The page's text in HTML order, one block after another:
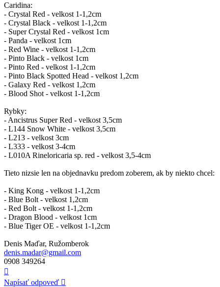
Caridina:
- Crystal Red - velkost 1-1,2cm
- Crystal Black - velkost 1-1,2cm
- Super Crystal Red - velkost 1cm
- Panda - velkost 1cm
- Red Wine - velkost 1-1,2cm
- Pinto Black - velkost 1cm
- Pinto Red - velkost 1-1,2cm
- Pinto Black Spotted Head - velkost 1,2cm
- Galaxy Red - velkost 1,2cm
- Blood Shot - velkost 1-1,2cm
Rybky:
- Ancistrus Super Red - velkost 3,5cm
- L144 Snow White - velkost 3,5cm
- L213 - velkost 3cm
- L333 - velkost 3-4cm
- L010A Rineloricaria sp. red - velkost 3,5-4cm
Tieto nizsie len na objednavku predom zoberem, ak by niekto chcel:
- King Kong - velkost 1-1,2cm
- Blue Bolt - velkost 1,2cm
- Red Bolt - velkost 1-1,2cm
- Dragon Blood - velkost 1cm
- Blue Tiger OE - velkost 1-1,2cm
Denis Maďar, Ružomberok
denis.madar@gmail.com
0908 349264
Napísať odpoveď